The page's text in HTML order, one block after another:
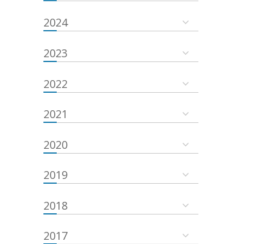
2024
2023
2022
2021
2020
2019
2018
2017